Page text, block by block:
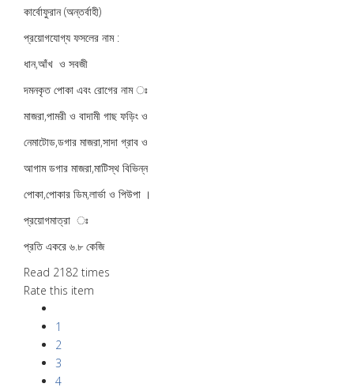
কার্বোফুরান (অন্তর্বাহী)
প্রয়োগযোগ্য ফসলের নাম :
ধান,আঁখ ও সবজী
দমনকৃত পোকা এবং রোগের নাম ঃ
মাজরা,পামরী ও বাদামী গাছ ফড়িং ও
নেমাটোড,ডগার মাজরা,সাদা গ্রাব ও
আগাম ডগার মাজরা,মাটিস্থ বিভিন্ন
পোকা,পোকার ডিম,লার্ভা ও পিউপা ।
প্রয়োগমাত্রা ঃ
প্রতি একরে ৬.৮ কেজি
Read 2182 times
Rate this item
1
2
3
4